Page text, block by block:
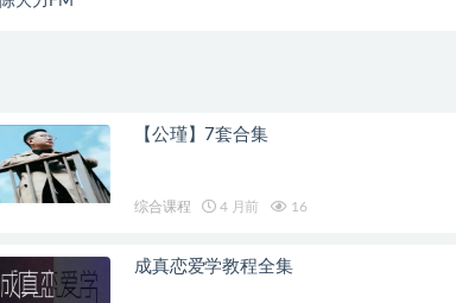
【公瑾】7套合集
综合课程 4 月前 16
成真恋爱学教程全集